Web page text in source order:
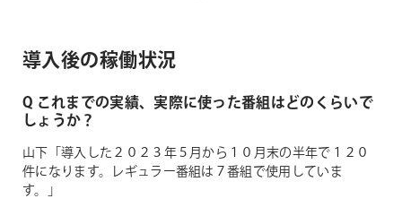
導入後の稼働状況
Q これまでの実績、実際に使った番組はどのくらいで
しょうか？
山下「導入した２０２３年５月から１０月末の半年で１２０
件になります。レギュラー番組は７番組で使用していま
す。」